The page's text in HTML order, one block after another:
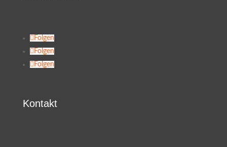
Folgen
Folgen
Folgen
Kontakt